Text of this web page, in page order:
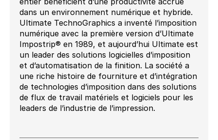
dans un environnement numérique et hybride.
Ultimate TechnoGraphics a inventé l’imposition
numérique avec la première version d’Ultimate
Impostrip® en 1989, et aujourd’hui Ultimate est
un leader des solutions logicielles d’imposition
et d’automatisation de la finition. La société a
une riche histoire de fourniture et d’intégration
de technologies d’imposition dans des solutions
de flux de travail matériels et logiciels pour les
leaders de l’industrie de l’impression.